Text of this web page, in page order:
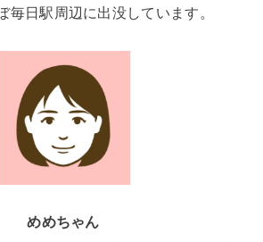
毎日駅周辺に出没しています。
めめちゃん